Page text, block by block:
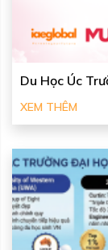
Du Học Úc
XEM THÊM